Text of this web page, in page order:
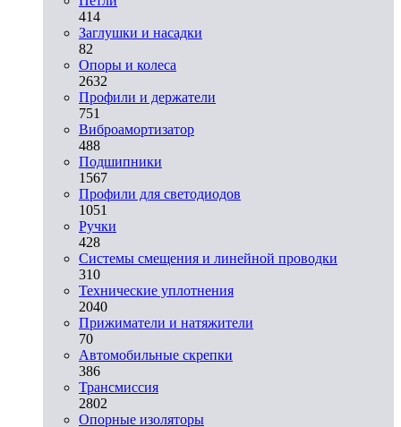
414
Заглушки и насадки
82
Опоры и колеса
2632
Профили и держатели
751
Виброамортизатор
488
Подшипники
1567
Профили для светодиодов
1051
Ручки
428
Системы смещения и линейной проводки
310
Технические уплотнения
2040
Прижиматели и натяжители
70
Автомобильные скрепки
386
Трансмиссия
2802
Опорные изоляторы